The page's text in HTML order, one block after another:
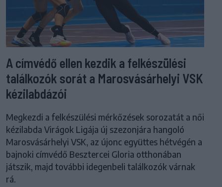
A címvédő ellen kezdik a felkészülési
találkozók sorát a Marosvásárhelyi VSK
kézilabdázói
Megkezdi a felkészülési mérkőzések sorozatát a női
kézilabda Virágok Ligája új szezonjára hangoló
Marosvásárhelyi VSK, az újonc együttes hétvégén a
bajnoki címvédő Besztercei Gloria otthonában
játszik, majd további idegenbeli találkozók várnak
rá.